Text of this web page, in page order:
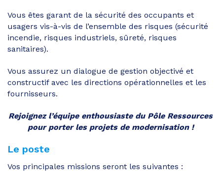
Vous êtes garant de la sécurité des occupants et
usagers vis-à-vis de l’ensemble des risques (sécurité
incendie, risques industriels, sûreté, risques
sanitaires).
Vous assurez un dialogue de gestion objectivé et
constructif avec les directions opérationnelles et les
fournisseurs.
Rejoignez l’équipe enthousiaste du Pôle Ressources
pour porter les projets de modernisation !
Le poste
Vos principales missions seront les suivantes :